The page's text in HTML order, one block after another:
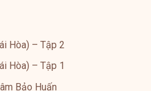
Hòa) – Tập 2
Hòa) – Tập 1
Bảo Huấn